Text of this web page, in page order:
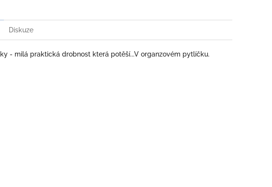
Diskuze
- milá praktická drobnost která potěší...V organzovém pytlíčku.